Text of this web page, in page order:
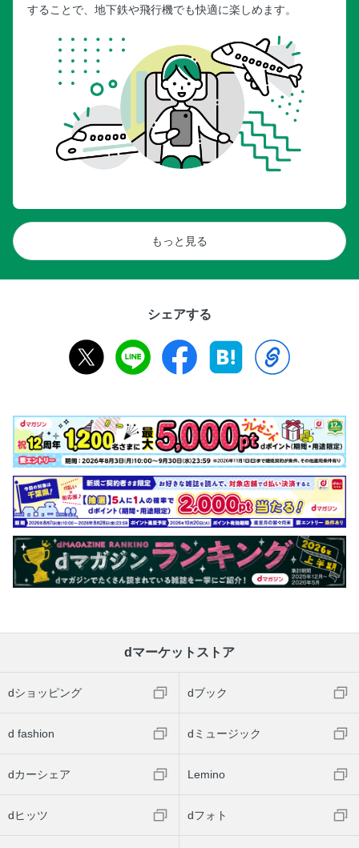
することで、地下鉄や飛行機でも快適に楽しめます。
もっと見る
シェアする
dマーケットストア
dショッピング dブック
d fashion dミュージック
dカーシェア Lemino
dヒッツ dフォト